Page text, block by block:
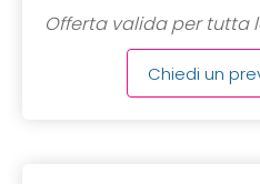
Offerta valida per tutta
Chiedi un